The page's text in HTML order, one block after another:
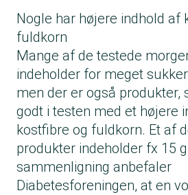
Nogle har højere indhold af
fuldkorn
Mange af de testede
indeholder for meget
men der er også produkter,
godt i testen med et højere
kostfibre og fuldkorn. Et af
produkter indeholder fx 15
sammenligning anbefaler
Diabetesforeningen, at en